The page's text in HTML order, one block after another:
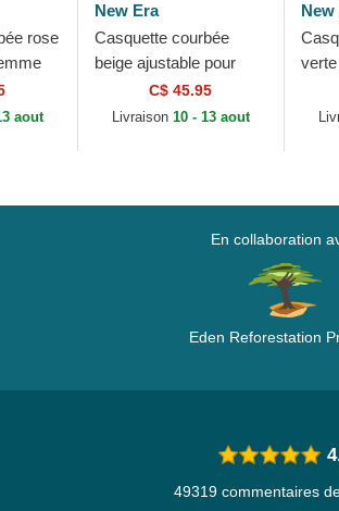
rose
Mini
aout
New Era
Casquette courbée
beige ajustable pour
femme 9FORTY Mini
Cord New York
C$ 45.95
Livraison 10 - 13 aout
New
En collaboration
Eden Reforestation
49319 commentaires